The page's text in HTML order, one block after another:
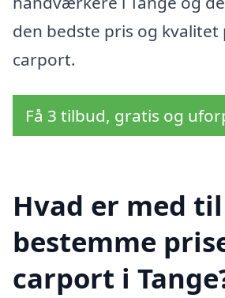
den bedste pris og kvalitet
carport.
Få 3 tilbud, gratis og
Hvad er med
bestemme
carport i